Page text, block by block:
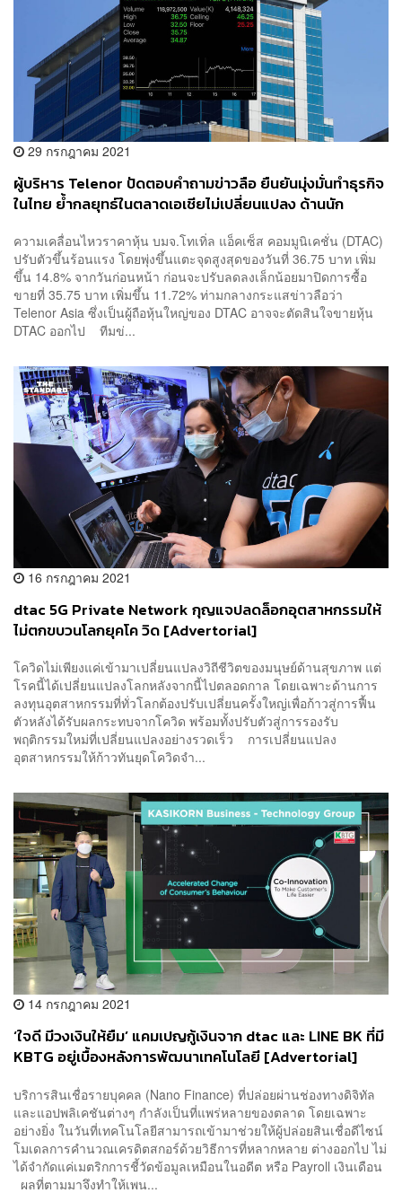
29 กรกฎาคม 2021
ผู้บริหาร Telenor ปัดตอบคำถามข่าวลือ ยืนยันมุ่งมั่นทำธุรกิจ
ในไทย ย้ำกลยุทธ์ในตลาดเอเชียไม่เปลี่ยนแปลง ด้านนัก
ความเคลื่อนไหวราคาหุ้น บมจ.โทเทิ่ล แอ็คเซ็ส คอมมูนิเคชั่น (DTAC)
ปรับตัวขึ้นร้อนแรง โดยพุ่งขึ้นแตะจุดสูงสุดของวันที่ 36.75 บาท เพิ่ม
ขึ้น 14.8% จากวันก่อนหน้า ก่อนจะปรับลดลงเล็กน้อยมาปิดการซื้อ
ขายที่ 35.75 บาท เพิ่มขึ้น 11.72% ท่ามกลางกระแสข่าวลือว่า
Telenor Asia ซึ่งเป็นผู้ถือหุ้นใหญ่ของ DTAC อาจจะตัดสินใจขายหุ้น
DTAC ออกไป ทีมข่...
16 กรกฎาคม 2021
dtac 5G Private Network กุญแจปลดล็อกอุตสาหกรรมให้
ไม่ตกขบวนโลกยุคโค วิด [Advertorial]
โควิดไม่เพียงแค่เข้ามาเปลี่ยนแปลงวิถีชีวิตของมนุษย์ด้านสุขภาพ แต่
โรคนี้ได้เปลี่ยนแปลงโลกหลังจากนี้ไปตลอดกาล โดยเฉพาะด้านการ
ลงทุนอุตสาหกรรมที่ทั่วโลกต้องปรับเปลี่ยนครั้งใหญ่เพื่อก้าวสู่การฟื้น
ตัวหลังได้รับผลกระทบจากโควิด พร้อมทั้งปรับตัวสู่การรองรับ
พฤติกรรมใหม่ที่เปลี่ยนแปลงอย่างรวดเร็ว การเปลี่ยนแปลง
อุตสาหกรรมให้ก้าวทันยุดโควิดจำ...
14 กรกฎาคม 2021
‘ใจดี มีวงเงินให้ยืม’ แคมเปญกู้เงินจาก dtac และ LINE BK ที่มี
KBTG อยู่เบื้องหลังการพัฒนาเทคโนโลยี [Advertorial]
บริการสินเชื่อรายบุคคล (Nano Finance) ที่ปล่อยผ่านช่องทางดิจิทัล
และแอปพลิเคชันต่างๆ กำลังเป็นที่แพร่หลายของตลาด โดยเฉพาะ
อย่างยิ่ง ในวันที่เทคโนโลยีสามารถเข้ามาช่วยให้ผู้ปล่อยสินเชื่อดีไซน์
โมเดลการคำนวณเครดิตสกอร์ด้วยวิธีการที่หลากหลาย ต่างออกไป ไม่
ได้จำกัดแค่เมตริกการชี้วัดข้อมูลเหมือนในอดีต หรือ Payroll เงินเดือน
ผลที่ตามมาจึงทำให้เพน...